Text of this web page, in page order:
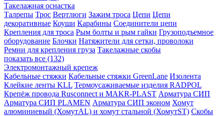
Такелажная оснастка
Талрепы Трос Вертлюги Зажим троса Цепи Цепи
декоративные Коуши Карабины Соединители цепи
Крепления для троса Рым болты и рым гайки Грузоподъемное
оборудование Блочки Натяжители для сетки, проволоки
Ремни для крепления груза Такелажные скобы
показать все (132)
Электромонтажный крепеж
Кабельные стяжки Кабельные стяжки GreenLane Изолента
Клейкие ленты KLL Термоусаживаемые изделия RADPOL
Крепёж провода Rusconnect и MAKR-PLAST Арматура СИП
Арматура СИП PLAMEN Арматура СИП эконом Хомут
алюминиевый (ХомутAL) и хомут стальной (ХомутST) Скобы